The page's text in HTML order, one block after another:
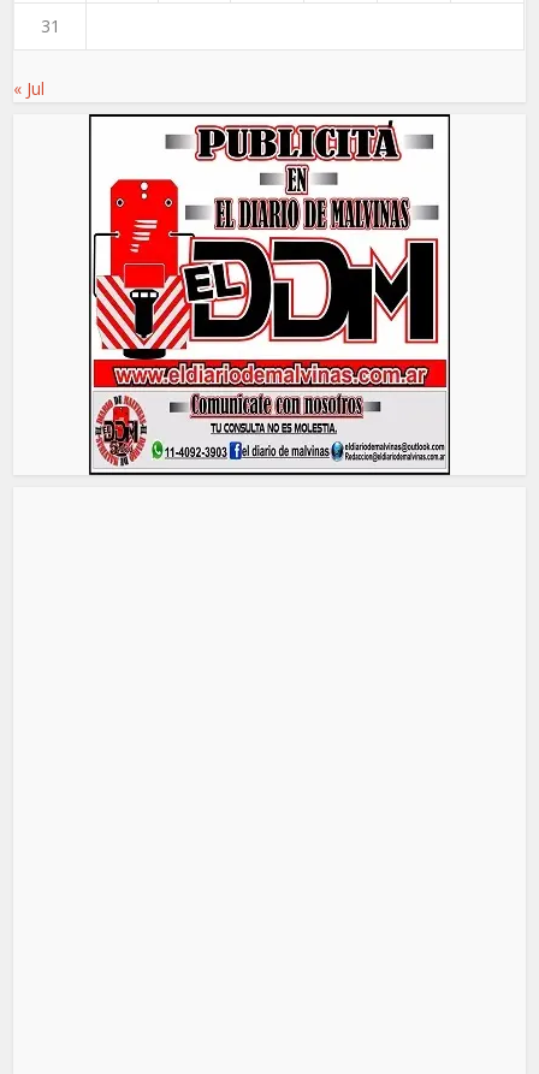
31
« Jul